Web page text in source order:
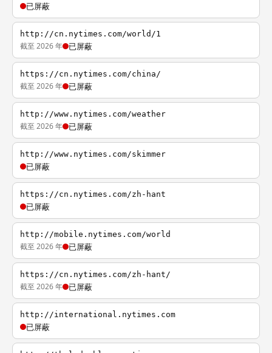
已屏蔽
http://cn.nytimes.com/world/1
截至 2026 年 已屏蔽
https://cn.nytimes.com/china/
截至 2026 年 已屏蔽
http://www.nytimes.com/weather
截至 2026 年 已屏蔽
http://www.nytimes.com/skimmer
已屏蔽
https://cn.nytimes.com/zh-hant
已屏蔽
http://mobile.nytimes.com/world
截至 2026 年 已屏蔽
https://cn.nytimes.com/zh-hant/
截至 2026 年 已屏蔽
http://international.nytimes.com
已屏蔽